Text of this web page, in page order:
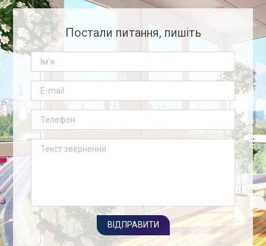
Постали питання, пишіть
ВІДПРАВИТИ